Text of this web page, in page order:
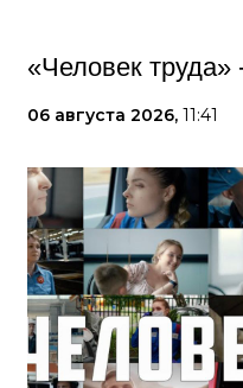
«Человек труда»
06 августа 2026, 11:41